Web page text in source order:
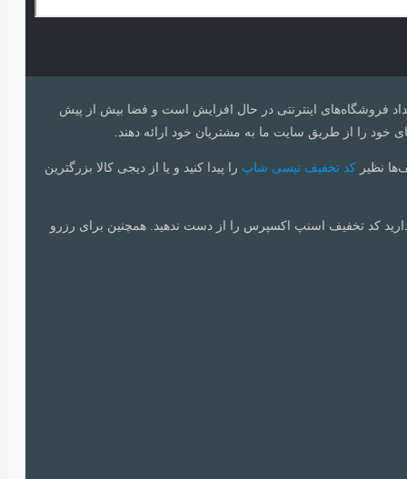
فروشگاه‌های اینترنتی در حال افزایش است و فضا بیش از پیش
را از طریق سایت ما به مشتریان خود ارائه دهند.
نظیر کد تخفیف تپسی شاپ را پیدا کنید و یا از دیجی کالا بزرگترین
کد تخفیف اسنپ اکسپرس را از دست ندهید. همچنین برای رزرو